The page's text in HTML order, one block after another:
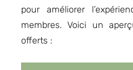
pour améliorer
membres. Voici un
offerts :